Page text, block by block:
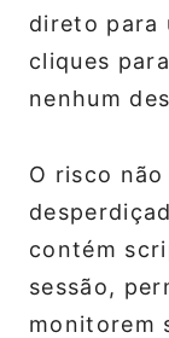
direto para
cliques
nenhum
O risco
contém
sessão,
monitorem